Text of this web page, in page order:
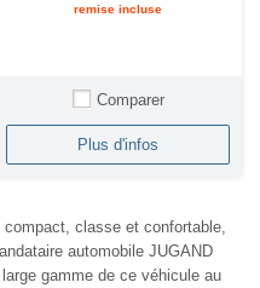
remise incluse
Comparer
Plus d'infos
classe et confortable,
automobile JUGAND
gamme de ce véhicule au